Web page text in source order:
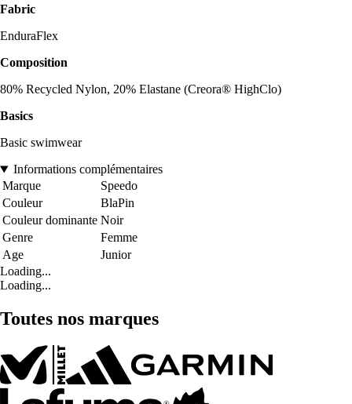
Fabric
EnduraFlex
Composition
80% Recycled Nylon, 20% Elastane (Creora® HighClo)
Basics
Basic swimwear
Informations complémentaires
Marque
Speedo
Couleur
BlaPin
Couleur dominante Noir
Genre
Femme
Age
Junior
Loading...
Loading...
Toutes nos marques